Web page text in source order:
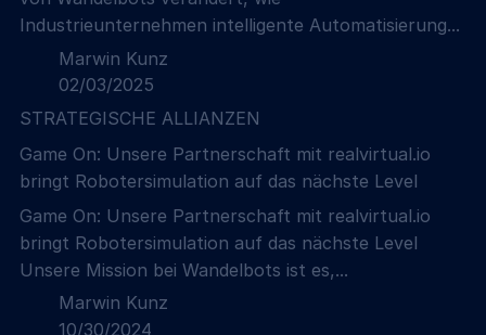
Industrieunternehmen intelligente Automatisierung...
Marwin Kunz
02/03/2025
STRATEGISCHE ALLIANZEN
Game On: Unsere Partnerschaft mit realvirtual.io
bringt Robotersimulation auf das nächste Level
Game On: Unsere Partnerschaft mit realvirtual.io
bringt Robotersimulation auf das nächste Level
Unsere Mission bei Wandelbots ist es,...
Marwin Kunz
10/30/2024